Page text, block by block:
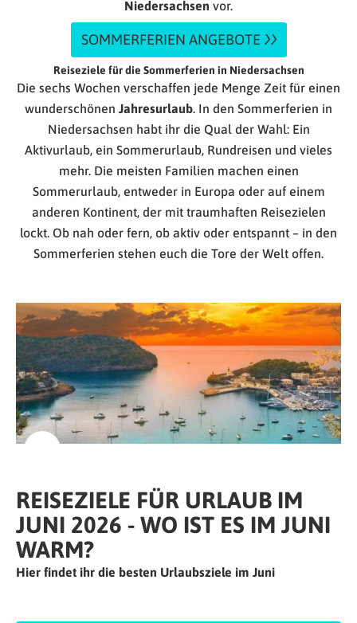
Niedersachsen vor.
SOMMERFERIEN ANGEBOTE
Reiseziele für die Sommerferien in Niedersachsen
Die sechs Wochen verschaffen jede Menge Zeit für einen
wunderschönen Jahresurlaub. In den Sommerferien in
Niedersachsen habt ihr die Qual der Wahl: Ein
Aktivurlaub, ein Sommerurlaub, Rundreisen und vieles
mehr. Die meisten Familien machen einen
Sommerurlaub, entweder in Europa oder auf einem
anderen Kontinent, der mit traumhaften Reisezielen
lockt. Ob nah oder fern, ob aktiv oder entspannt – in den
Sommerferien stehen euch die Tore der Welt offen.
REISEZIELE FÜR URLAUB IM
JUNI 2026 - WO IST ES IM JUNI
WARM?
Hier findet ihr die besten Urlaubsziele im Juni